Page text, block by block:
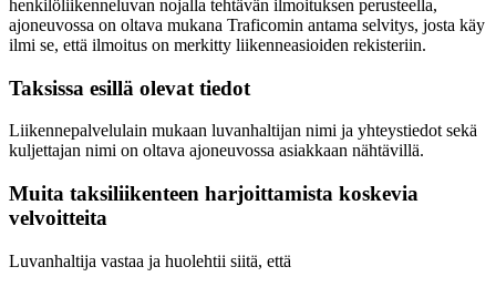
henkilöliikenneluvan nojalla tehtävän ilmoituksen perusteella,
ajoneuvossa on oltava mukana Traficomin antama selvitys, josta käy
ilmi se, että ilmoitus on merkitty liikenneasioiden rekisteriin.
Taksissa esillä olevat tiedot
Liikennepalvelulain mukaan luvanhaltijan nimi ja yhteystiedot sekä
kuljettajan nimi on oltava ajoneuvossa asiakkaan nähtävillä.
Muita taksiliikenteen harjoittamista koskevia
velvoitteita
Luvanhaltija vastaa ja huolehtii siitä, että